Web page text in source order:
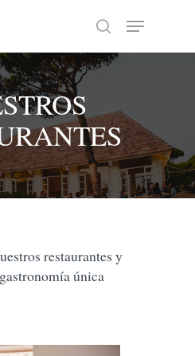
search
restaurantes y
única